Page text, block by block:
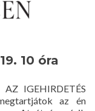
10 óra
IGEHIRDETÉS
az én